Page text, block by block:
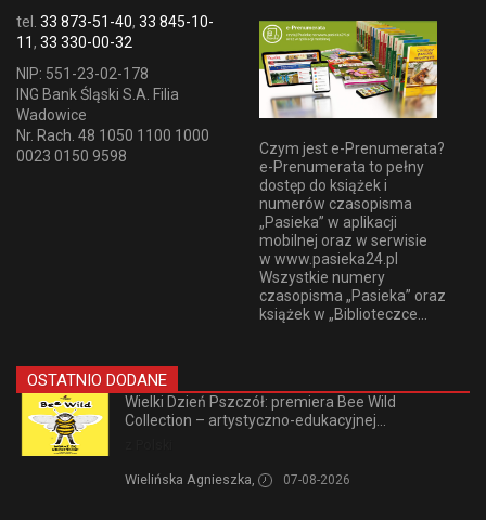
tel. 33 873-51-40, 33 845-10-
11, 33 330-00-32
NIP: 551-23-02-178
ING Bank Śląski S.A. Filia
Wadowice
Nr. Rach. 48 1050 1100 1000
0023 0150 9598
Czym jest e-Prenumerata?
e-Prenumerata to pełny
dostęp do książek i
numerów czasopisma
„Pasieka” w aplikacji
mobilnej oraz w serwisie
w www.pasieka24.pl
Wszystkie numery
czasopisma „Pasieka” oraz
książek w „Biblioteczce...
OSTATNIO DODANE
Wielki Dzień Pszczół: premiera Bee Wild
Collection – artystyczno-edukacyjnej...
Wielińska Agnieszka, 07-08-2026